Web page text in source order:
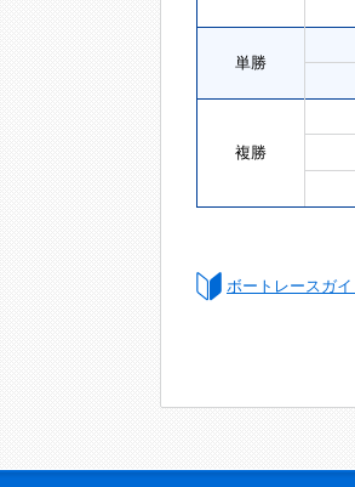
単勝
複勝
ボートレースガ